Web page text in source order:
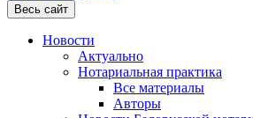
Весь сайт
Новости
Актуально
Нотариальная практика
Все материалы
Авторы